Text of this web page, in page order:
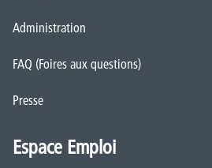
Administration
FAQ (Foires aux questions)
Presse
Espace Emploi